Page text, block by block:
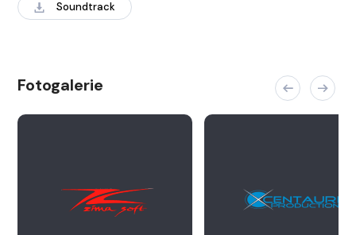
Soundtrack
Fotogalerie